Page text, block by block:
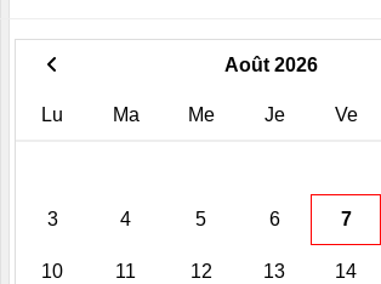
Août 2026
Lu Ma Me Je Ve
3 4 5 6 7
10 11 12 13 14